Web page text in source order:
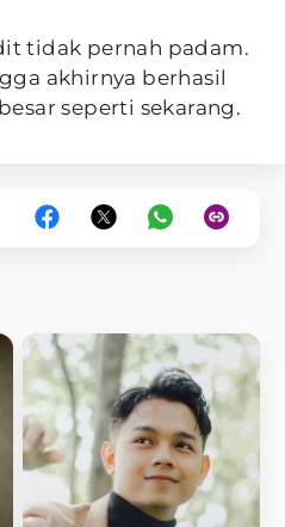
tidak pernah padam.
akhirnya berhasil
seperti sekarang.